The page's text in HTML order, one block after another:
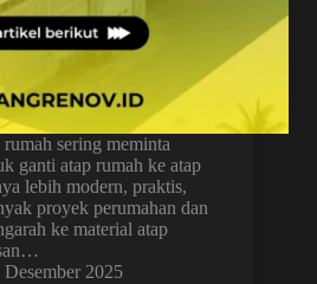
sering meminta
ganti atap rumah ke atap
lebih modern, praktis,
proyek perumahan dan
ke material atap
Desember 2025